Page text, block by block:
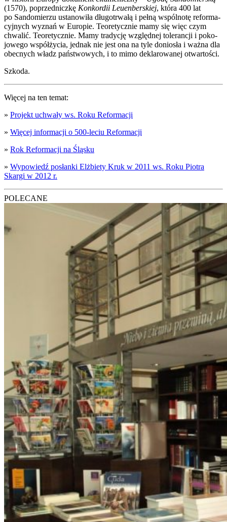
(1570), poprzed­nicz­kę Kon­kor­dii Leu­en­ber­skiej, któ­ra 400 lat
po San­do­mie­rzu usta­no­wi­ła dłu­go­trwa­łą i peł­ną wspól­no­tę refor­ma­
cyj­nych wyznań w Euro­pie. Teo­re­tycz­nie mamy się więc czym
chwa­lić. Teo­re­tycz­nie. Mamy tra­dy­cję względ­nej tole­ran­cji i poko­
jo­we­go współ­ży­cia, jed­nak nie jest ona na tyle donio­sła i waż­na dla
obec­nych władz pań­stwo­wych, i to mimo dekla­ro­wa­nej otwar­to­ści.
Szko­da.
Wię­cej na ten temat:
» Pro­jekt uchwa­ły ws. Roku Refor­ma­cji
» Wię­cej infor­ma­cji o 500-leciu Refor­ma­cji
» Rok Refor­ma­cji na Ślą­sku
» Wypo­wiedź posłan­ki Elż­bie­ty Kruk w 2011 ws. Roku Pio­tra
Skar­gi w 2012 r.
POLECANE